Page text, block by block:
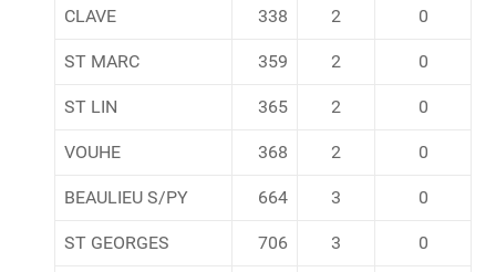
CLAVE 338 2 0
ST MARC 359 2 0
ST LIN 365 2 0
VOUHE 368 2 0
BEAULIEU S/PY 664 3 0
ST GEORGES 706 3 0